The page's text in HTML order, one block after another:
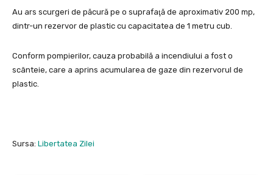
Au ars scurgeri de păcură pe o suprafaţă de aproximativ 200 mp,
dintr-un rezervor de plastic cu capacitatea de 1 metru cub.
Conform pompierilor, cauza probabilă a incendiului a fost o
scânteie, care a aprins acumularea de gaze din rezervorul de
plastic.
Sursa: Libertatea Zilei